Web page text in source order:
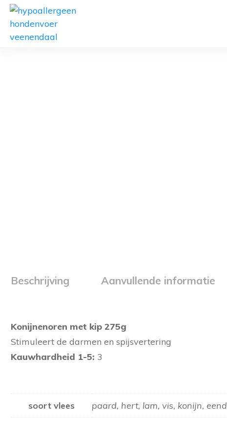
Beschrijving Aanvullende informatie
Konijnenoren met kip 275g
Stimuleert de darmen en spijsvertering
Kauwhardheid 1-5: 3
soort vlees paard, hert, lam, vis, konijn, eend